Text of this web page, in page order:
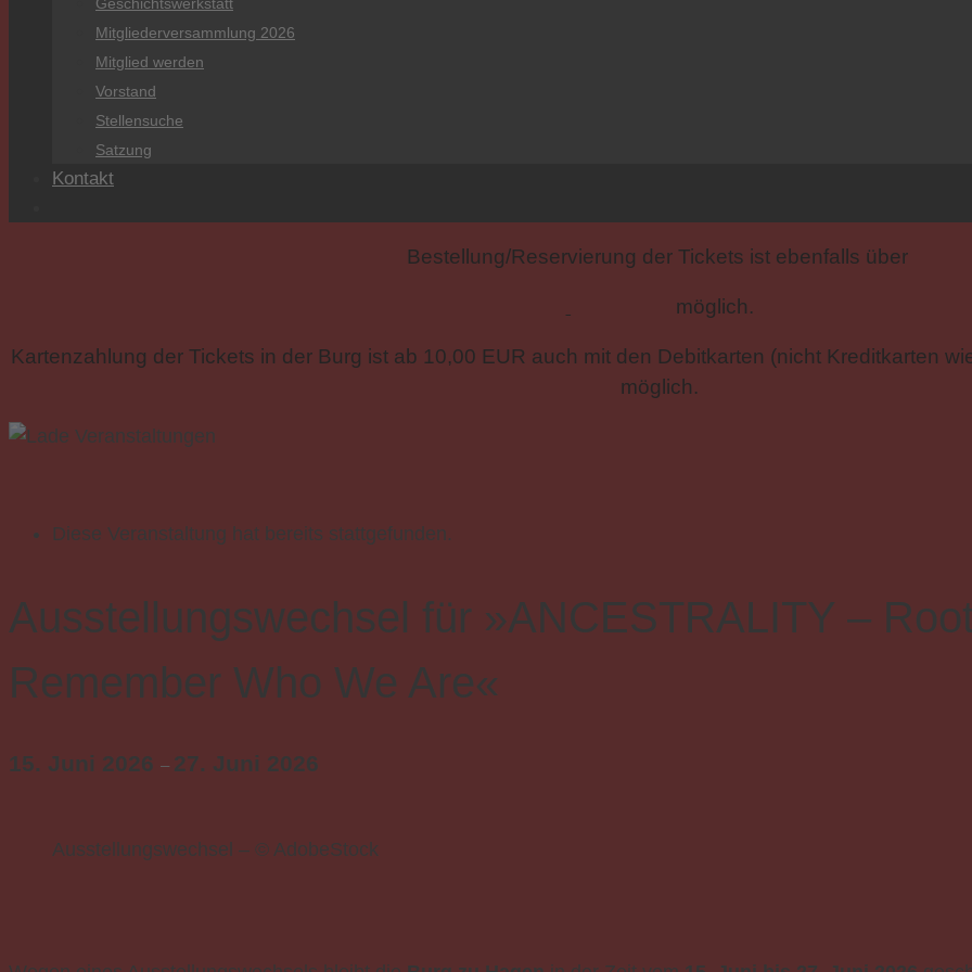
Mitgliederversammlung 2026
Mitglied werden
Vorstand
Stellensuche
Satzung
Kontakt
Bestellung/Reservierung der Tickets ist ebenfalls über
möglich.
Kartenzahlung der Tickets in der Burg ist ab 10,00 EUR auch mit den Debitkarten (nicht Kreditkarten
möglich.
Diese Veranstaltung hat bereits stattgefunden.
Ausstellungswechsel für »ANCESTRALITY –
Remember Who We Are«
15. Juni 2026 – 27. Juni 2026
Ausstellungswechsel – © AdobeStock